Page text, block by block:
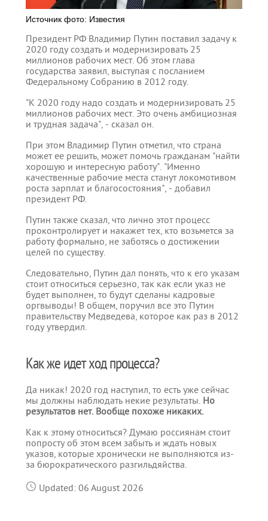
Источник фото: Известия
Президент РФ Владимир Путин поставил задачу к
2020 году создать и модернизировать 25
миллионов рабочих мест. Об этом глава
государства заявил, выступая с посланием
Федеральному Собранию в 2012 году.
"К 2020 году надо создать и модернизировать 25
миллионов рабочих мест. Это очень амбициозная
и трудная задача", - сказал он.
При этом Владимир Путин отметил, что страна
может ее решить, может помочь гражданам "найти
хорошую и интересную работу". "Именно
качественные рабочие места станут локомотивом
роста зарплат и благосостояния", - добавил
президент РФ.
Путин также сказал, что лично этот процесс
проконтролирует и накажет тех, кто возьмется за
работу формально, не заботясь о достижении
целей по существу.
Следовательно, Путин дал понять, что к его указам
стоит относиться серьезно, так как если указ не
будет выполнен, то будут сделаны кадровые
оргвыводы! В общем, поручил все это Путин
правительству Медведева, которое как раз в 2012
году утвердил.
Как же идет ход процесса?
Да никак! 2020 год наступил, то есть уже сейчас
мы должны наблюдать некие результаты. Но
результатов нет. Вообще похоже никаких.
Как к этому относиться? Думаю россиянам стоит
попросту об этом всем забыть и ждать новых
указов, которые хронически не выполняются из-
за бюрократического разгильдяйства.
Updated: 06 August 2026